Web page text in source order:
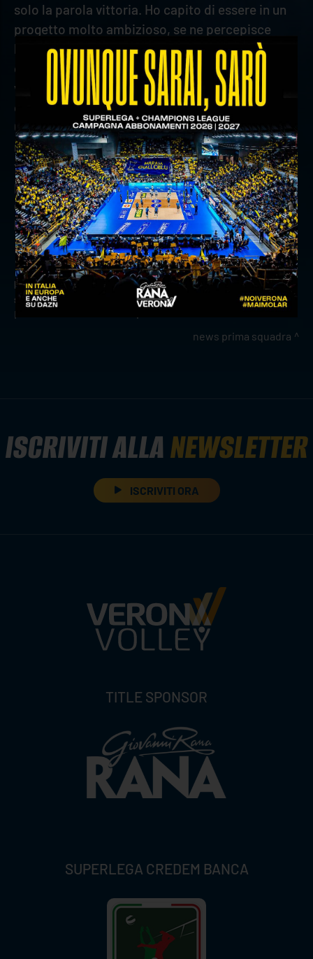
solo la parola vittoria. Ho capito di essere in un
progetto molto ambizioso, se ne percepisce
l’aria, si comprende anche dal coinvolgimento e
dall’entusiasmo dei partner del Club. Qui
vogliamo costruire un percorso all'insegna della
crescita costante, che si consolidi nel tempo.
Ogni volta che sono venuto al Palazzetto ho
respirato una passione gigantesca da parte dei
tifosi non a caso il secondo pubblico d’Italia per
presenze. Portare i vessilli scaligeri sarà una
grande e bella responsabilità che accolgo a
braccia aperte”.
precedente:il profilo di coach fabio soli
successivo:
rana verona su telearena: ventinovesima
puntata con marchesi e spirito
news prima squadra
ISCRIVITI ALLANEWSLETTER
ISCRIVITI ORA
TITLE SPONSOR
SUPERLEGA CREDEM BANCA